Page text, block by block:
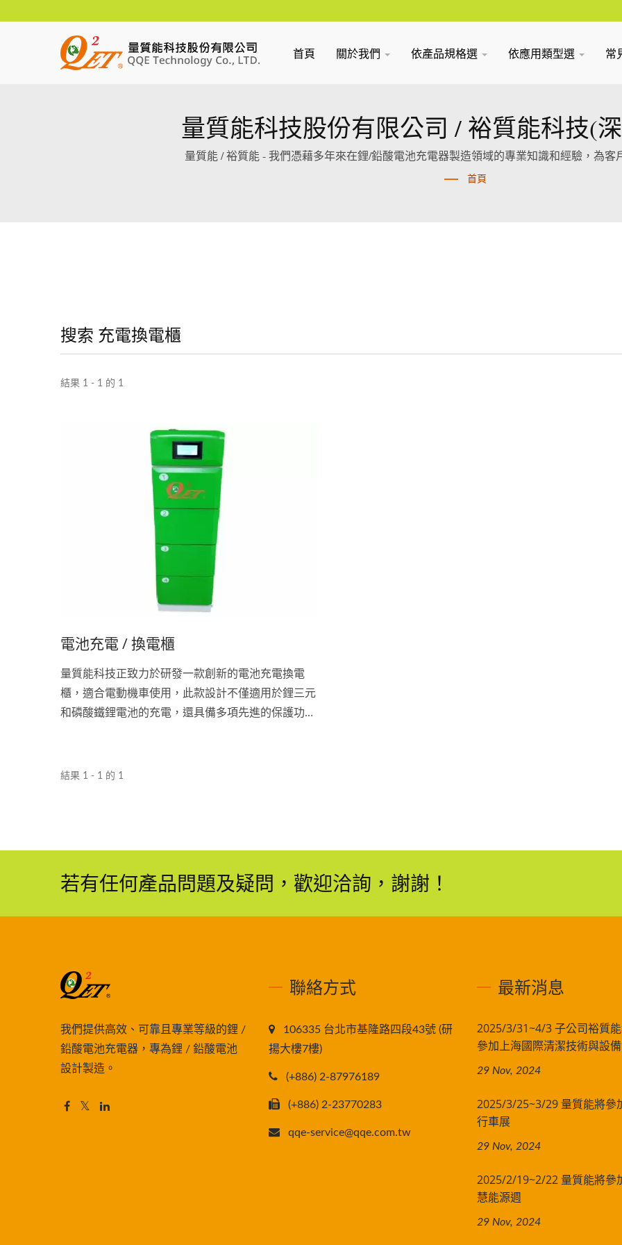
首頁 關於我們 依產品規格選 依應用類型選 常
量質能科技股份有限公司 / 裕質能科技(
量質能 / 裕質能 - 我們憑藉多年來在鋰/鉛酸電池充電器製造領域的專業知識和經驗，為客
首頁
搜索 充電換電櫃
結果 1 - 1 的 1
電池充電 / 換電櫃
量質能科技正致力於研發一款創新的電池充電換電
櫃，適合電動機車使用，此款設計不僅適用於鋰三元
和磷酸鐵鋰電池的充電，還具備多項先進的保護功
和整體通風設計確保了充電過程的安全性。
結果 1 - 1 的 1
若有任何產品問題及疑問，歡迎洽詢，謝謝！
我們提供高效、可靠且專業等級的鋰 /
鉛酸電池充電器，專為鋰 / 鉛酸電池
設計製造。
聯絡方式
106335 台北市基隆路四段43號 (研
揚大樓7樓)
(+886) 2-87976189
(+886) 2-23770283
qqe-service@qqe.com.tw
最新消息
2025/3/31~4/3 子公司裕質
參加上海國際清潔技術與設
29 Nov, 2024
2025/3/25~3/29 量質能將參
行車展
29 Nov, 2024
2025/2/19~2/22 量質能將參
慧能源週
29 Nov, 2024